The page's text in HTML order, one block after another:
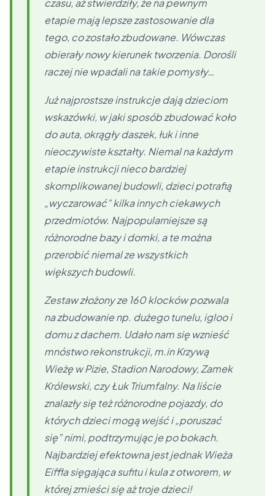
czasu, aż stwierdziły, że na pewnym
etapie mają lepsze zastosowanie dla
tego, co zostało zbudowane. Wówczas
obierały nowy kierunek tworzenia. Dorośli
raczej nie wpadali na takie pomysły…
Już najprostsze instrukcje dają dzieciom
wskazówki, w jaki sposób zbudować koło
do auta, okrągły daszek, łuk i inne
nieoczywiste kształty. Niemal na każdym
etapie instrukcji nieco bardziej
skomplikowanej budowli, dzieci potrafią
„wyczarować” kilka innych ciekawych
przedmiotów. Najpopularniejsze są
różnorodne bazy i domki, a te można
przerobić niemal ze wszystkich
większych budowli.
Zestaw złożony ze 160 klocków pozwala
na zbudowanie np. dużego tunelu, igloo i
domu z dachem. Udało nam się wznieść
mnóstwo rekonstrukcji, m.in Krzywą
Wieżę w Pizie, Stadion Narodowy, Zamek
Królewski, czy Łuk Triumfalny. Na liście
znalazły się też różnorodne pojazdy, do
których dzieci mogą wejść i „poruszać
się” nimi, podtrzymując je po bokach.
Najbardziej efektowna jest jednak Wieża
Eiffla sięgająca sufitu i kula z otworem, w
której zmieści się aż troje dzieci!